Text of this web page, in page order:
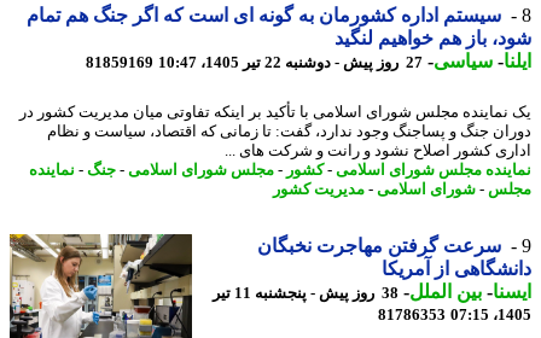
سیستم اداره کشورمان به گونه ای است که اگر جنگ هم تمام
باز هم خواهیم لنگید
-سیاسی-27 روز پیش - دوشنبه 22 تیر 1405، 10:47 81859169
مجلس شورای اسلامی با تأکید بر اینکه تفاوتی میان مدیریت کشور در
جنگ و پساجنگ وجود ندارد، گفت: تا زمانی که اقتصاد، سیاست و نظام
کشور اصلاح نشود و رانت و شرکت های ...
مجلس شورای اسلامی-کشور-مجلس شورای اسلامی-جنگ -نماینده
-شورای اسلامی-مدیریت کشور
سرعت گرفتن مهاجرت نخبگان
از آمریکا
-بین الملل-
38 روز پیش - پنجشنبه 11 تیر
81786353